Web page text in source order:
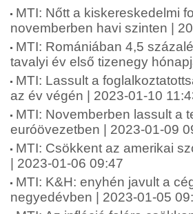
MTI: Nőtt a kiskereskedelmi
novemberben havi szinten |
MTI: Romániában 4,5
tavalyi év első tizenegy
MTI: Lassult a
az év végén | 2023-01-10
MTI: Novemberben lassult a
euróövezetben | 2023-01-09
MTI: Csökkent az amerikai
| 2023-01-06 09:47
MTI: K&H: enyhén javult a
negyedévben | 2023-01-05